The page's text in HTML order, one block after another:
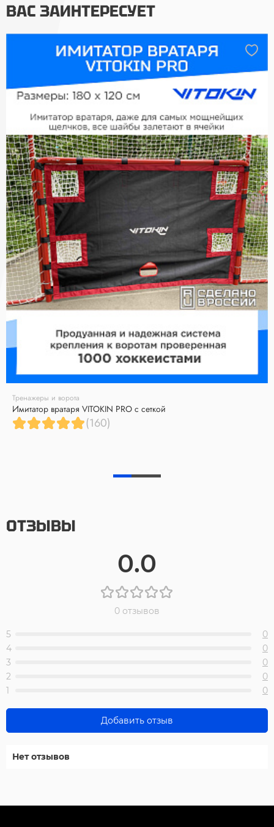
ВАС ЗАИНТЕРЕСУЕТ
Тренажеры и ворота
Имитатор вратаря VITOKIN PRO с сеткой
(160)
ОТЗЫВЫ
0.0
0 отзывов
5
0
4
0
3
0
2
0
1
0
Добавить отзыв
Нет отзывов